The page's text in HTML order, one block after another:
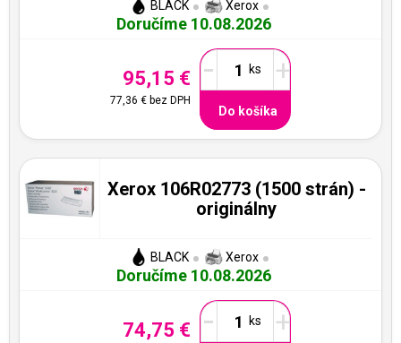
BLACK Xerox
Doručíme 10.08.2026
95,15 €
77,36 € bez DPH
- +
Do košíka
Xerox 106R02773 (1500 strán) -
originálny
BLACK Xerox
Doručíme 10.08.2026
74,75 € - +